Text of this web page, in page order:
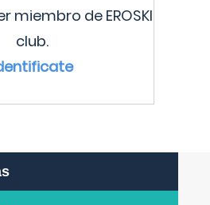
miembro de EROSKI
club.